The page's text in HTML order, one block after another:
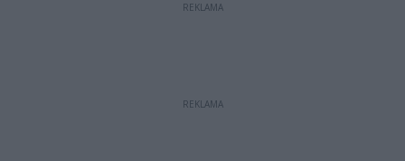
REKLAMA
REKLAMA